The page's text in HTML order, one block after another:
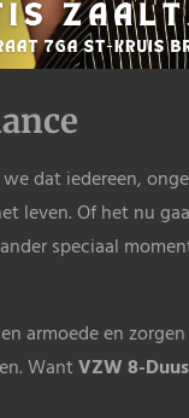
dat iedereen,
leven. Of het nu
speciaal
armoede en
WantVZW 8-